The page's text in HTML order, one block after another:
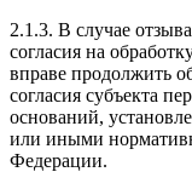
2.1.3. В случае
согласия на
вправе продолжить
согласия субъекта
оснований,
или иными
Федерации.